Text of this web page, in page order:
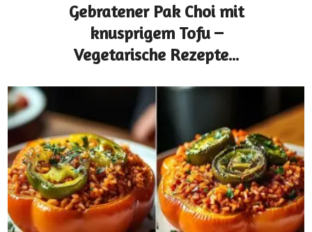
Gebratener Pak Choi mit
knusprigem Tofu –
Vegetarische Rezepte...